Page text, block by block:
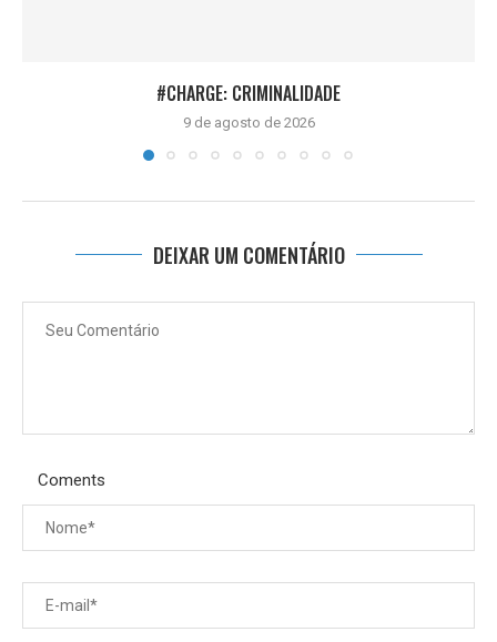
#CHARGE: CRIMINALIDADE
9 de agosto de 2026
DEIXAR UM COMENTÁRIO
Coments